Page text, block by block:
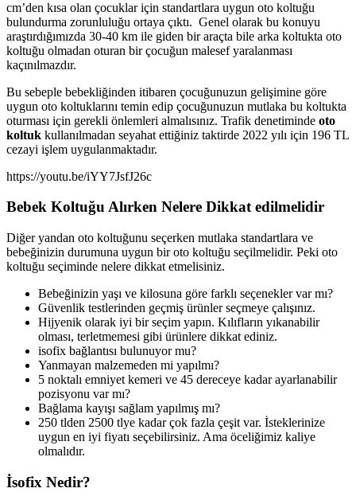
cm’den kısa olan çocuklar için standartlara uygun oto koltuğu
bulundurma zorunluluğu ortaya çıktı. Genel olarak bu konuyu
araştırdığımızda 30-40 km ile giden bir araçta bile arka koltukta oto
koltuğu olmadan oturan bir çocuğun malesef yaralanması
kaçınılmazdır.
Bu sebeple bebekliğinden itibaren çocuğunuzun gelişimine göre
uygun oto koltuklarını temin edip çocuğunuzun mutlaka bu koltukta
oturması için gerekli önlemleri almalısınız. Trafik denetiminde oto
koltuk kullanılmadan seyahat ettiğiniz taktirde 2022 yılı için 196 TL
cezayi işlem uygulanmaktadır.
https://youtu.be/iYY7JsfJ26c
Bebek Koltuğu Alırken Nelere Dikkat edilmelidir
Diğer yandan oto koltuğunu seçerken mutlaka standartlara ve
bebeğinizin durumuna uygun bir oto koltuğu seçilmelidir. Peki oto
koltuğu seçiminde nelere dikkat etmelisiniz.
Bebeğinizin yaşı ve kilosuna göre farklı seçenekler var mı?
Güvenlik testlerinden geçmiş ürünler seçmeye çalışınız.
Hijyenik olarak iyi bir seçim yapın. Kılıfların yıkanabilir
olması, terletmemesi gibi ürünlere dikkat ediniz.
isofix bağlantısı bulunuyor mu?
Yanmayan malzemeden mi yapılmı?
5 noktalı emniyet kemeri ve 45 dereceye kadar ayarlanabilir
pozisyonu var mı?
Bağlama kayışı sağlam yapılmış mı?
250 tlden 2500 tlye kadar çok fazla çeşit var. İsteklerinize
uygun en iyi fiyatı seçebilirsiniz. Ama öceliğimiz kaliye
olmalıdır.
İsofix Nedir?